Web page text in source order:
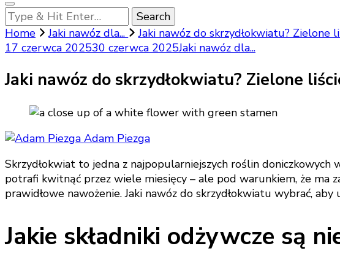
Looking
for
Something?
Home Jaki nawóz dla...
Jaki nawóz do skrzydłokwiatu? Zielone
17 czerwca 202530 czerwca 2025Jaki nawóz dla...
Jaki nawóz do skrzydłokwiatu? Zielone
Adam Piezga
Skrzydłokwiat to jedna z najpopularniejszych roślin doniczkowych
potrafi kwitnąć przez wiele miesięcy – ale pod warunkiem, że
prawidłowe nawożenie. Jaki nawóz do skrzydłokwiatu wybrać,
Jakie składniki odżywcze są